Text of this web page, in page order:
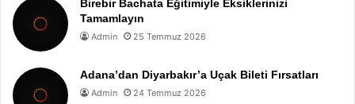
Birebir Bachata Eğitimiyle Eksiklerinizi
Tamamlayın
Admin 25 Temmuz 2026
Adana’dan Diyarbakır’a Uçak Bileti Fırsatları
Admin 24 Temmuz 2026